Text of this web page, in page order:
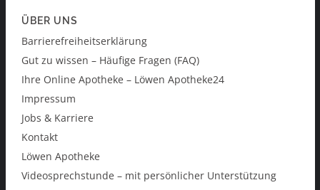
ÜBER UNS
Barrierefreiheitserklärung
Gut zu wissen – Häufige Fragen (FAQ)
Ihre Online Apotheke – Löwen Apotheke24
Impressum
Jobs & Karriere
Kontakt
Löwen Apotheke
Videosprechstunde – mit persönlicher Unterstützung